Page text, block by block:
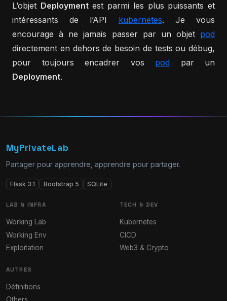
L’objet Deploymentest parmi les plus puissants et
intéressants de l’API kubernetes. Je vous
encourage à ne jamais passer par un objet pod
directement en dehors de besoin de tests ou débug,
pour toujours encadrer vos pod par un
Deployment.
MyPrivateLab
Partager pour apprendre, apprendre pour partager.
Flask 3.1 Bootstrap 5 SQLite
LAB & INFRA
Working Lab
Working Env
Exploitation
TECH & DEV
Kubernetes
CICD
Web3 & Crypto
AUTRES
Définitions